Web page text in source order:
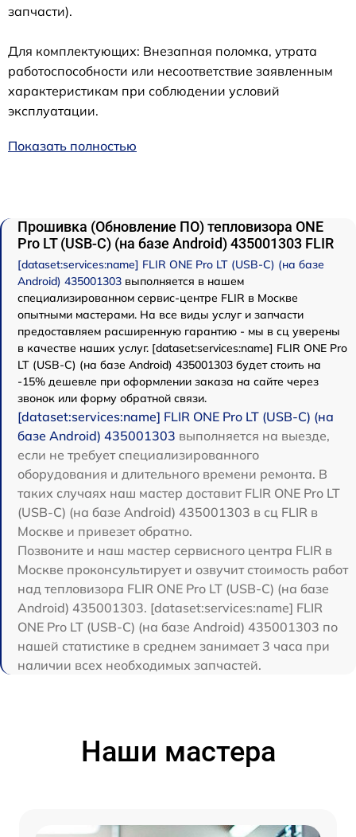
запчасти).
Для комплектующих: Внезапная поломка, утрата
работоспособности или несоответствие заявленным
характеристикам при соблюдении условий
эксплуатации.
Показать полностью
Прошивка (Обновление ПО) тепловизора ONE
Pro LT (USB-C) (на базе Android) 435001303 FLIR
[dataset:services:name] FLIR ONE Pro LT (USB-C) (на базе
Android) 435001303 выполняется в нашем
специализированном сервис-центре FLIR в Москве
опытными мастерами. На все виды услуг и запчасти
предоставляем расширенную гарантию - мы в сц уверены
в качестве наших услуг. [dataset:services:name] FLIR ONE Pro
LT (USB-C) (на базе Android) 435001303 будет стоить на
-15% дешевле при оформлении заказа на сайте через
звонок или форму обратной связи.
[dataset:services:name] FLIR ONE Pro LT (USB-C) (на
базе Android) 435001303 выполняется на выезде,
если не требует специализированного
оборудования и длительного времени ремонта. В
таких случаях наш мастер доставит FLIR ONE Pro LT
(USB-C) (на базе Android) 435001303 в сц FLIR в
Москве и привезет обратно.
Позвоните и наш мастер сервисного центра FLIR в
Москве проконсультирует и озвучит стоимость работ
над тепловизора FLIR ONE Pro LT (USB-C) (на базе
Android) 435001303. [dataset:services:name] FLIR
ONE Pro LT (USB-C) (на базе Android) 435001303 по
нашей статистике в среднем занимает 3 часа при
наличии всех необходимых запчастей.
Наши мастера